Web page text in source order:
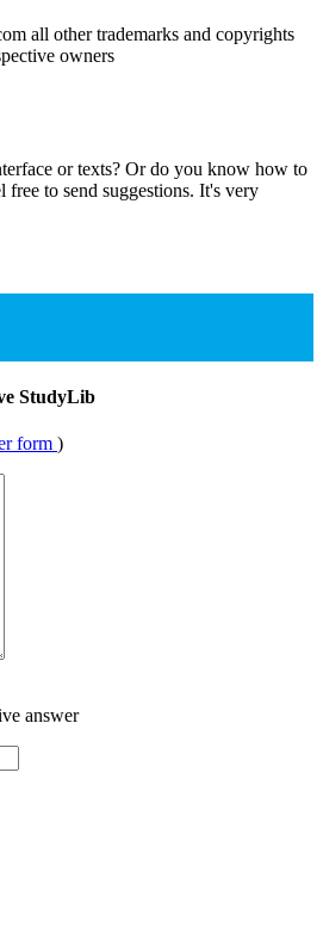
all other trademarks and copyrights
owners
or texts? Or do you know how to
to send suggestions. It's very
StudyLib
form )
answer